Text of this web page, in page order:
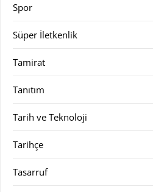
Spor
Süper İletkenlik
Tamirat
Tanıtım
Tarih ve Teknoloji
Tarihçe
Tasarruf